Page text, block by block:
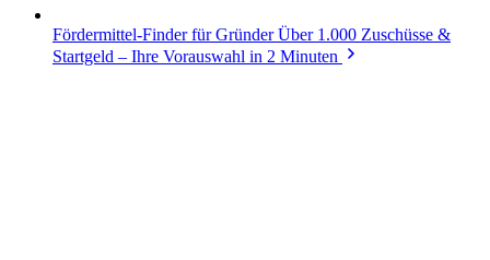
Fördermittel-Finder für Gründer Über 1.000 Zuschüsse &
Startgeld – Ihre Vorauswahl in 2 Minuten